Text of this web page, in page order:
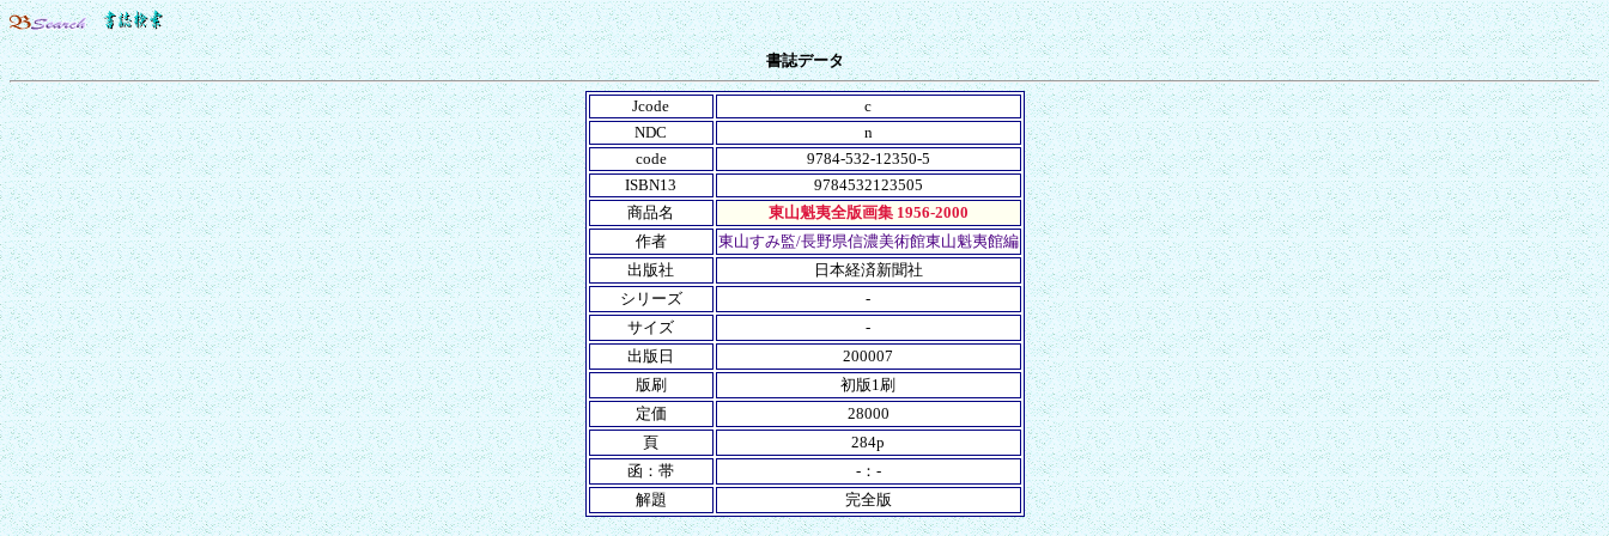
書誌データ
Jcode
c
NDC
n
code
9784-532-12350-5
ISBN13
9784532123505
商品名
東山魁夷全版画集 1956-2000
作者
東山すみ監/長野県信濃美術館東山魁夷館編
出版社
日本経済新聞社
シリーズ
-
サイズ
-
出版日
200007
版刷
初版1刷
定価
28000
頁
284p
函：帯
-：-
解題
完全版